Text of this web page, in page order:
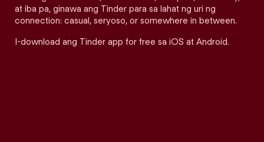
at iba pa, ginawa ang Tinder para sa lahat ng uri ng
connection: casual, seryoso, or somewhere in between.
I-download ang Tinder app for free sa iOS at Android.